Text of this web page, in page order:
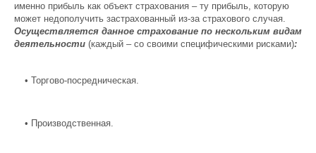
именно прибыль как объект страхования – ту прибыль, которую
может недополучить застрахованный из-за страхового случая.
Осуществляется данное страхование по нескольким видам
деятельности (каждый – со своими специфическими рисками):
• Торгово-посредническая.
• Производственная.